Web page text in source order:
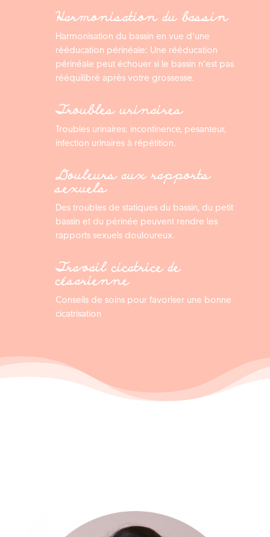
Harmonisation du bassin
Harmonisation du bassin en vue d’une
rééducation périnéale: Une rééducation
périnéale peut échouer si le bassin n’est pas
rééquilibré après votre grossesse.
Troubles urinaires
Troubles urinaires: incontinence, pesanteur,
infection urinaires à répétition.
Douleurs aux rapports
sexuels
Des troubles de statiques du bassin, du petit
bassin et du périnée peuvent rendre les
rapports sexuels douloureux.
Travail cicatrice de
césarienne
Conseils de soins pour favoriser une bonne
cicatrisation